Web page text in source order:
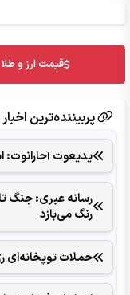
قیمت ارز و طلا
پربیننده‌ترین
یدیعوت
رسانه عبری: جنگ
رنگ می‌بازد
حملات توپخانه‌ای